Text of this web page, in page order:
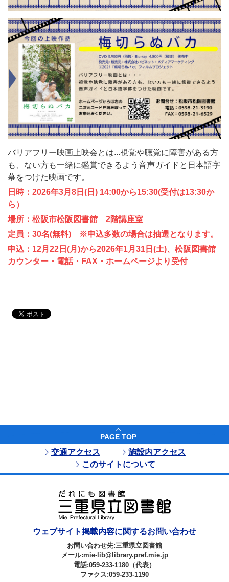
バリアフリー映画上映会とは...視覚や聴覚に障害がある方
も、ない方も一緒に鑑賞できるよう音声ガイドと日本語字
幕をつけた映画です。
日時：2026年3月8日(日) 14:00から15:30(受付は13:30か
ら）
場所：松阪市松阪図書館 2階講座室
定員：30名(無料) ※申込多数の場合は抽選となります。
申込：12月22日(月)から2026年1月31日(土)、松阪図書館
カウンター・電話・FAX・ホームページより受付
PAGE TOP
交通アクセス
施設内アクセス
このサイトについて
ウェブサイト掲載内容に関するお問い合わせ
お問い合わせ先:三重県立図書館
メール:mie-lib@library.pref.mie.jp
電話:059-233-1180（代表）
ファクス:059-233-1190